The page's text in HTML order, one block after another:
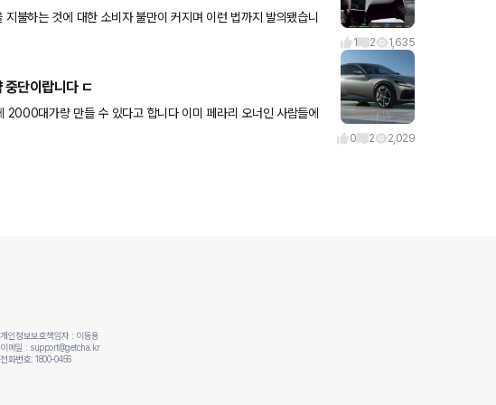
불하는 것에 대한 소비자 불만이 커지며 이런 법까지 발의됐습니
은 어떻게 할지 (내가 후륜조향까
1 2 1,635
단이랍니다 ㄷ
수 있다고 합니다 이미 페라리 오너인 사람들에
소요될거라고 하네요
0 2 2,029
개인정보보호책임자 : 이동용
이메일 : support@getcha.kr
전화번호: 1800-0456